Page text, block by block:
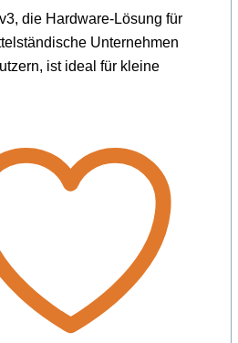
die Hardware-Lösung für
Unternehmen
ist ideal für kleine